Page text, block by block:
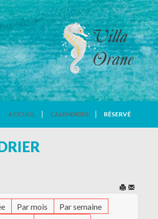
ACCUEIL CALENDRIER RÉSERVÉ
Par mois
Par semaine